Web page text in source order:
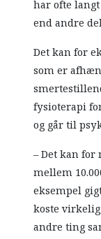
har ofte
end andre
Det kan for
som er
fysioterapi
og går til
– Det kan for
mellem
eksempel
koste
andre ting